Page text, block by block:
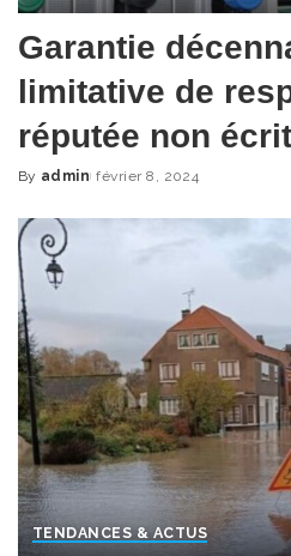
Garantie
limitative de
réputée non
Posted
By admin février 8, 2024
TENDANCES & ACTUS